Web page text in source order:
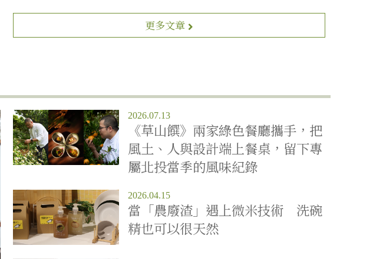
更多文章
2026.07.13
《草山饌》兩家綠色餐廳攜手，把
風土、人與設計端上餐桌，留下專
屬北投當季的風味紀錄
2026.04.15
當「農廢渣」遇上微米技術 洗碗
精也可以很天然